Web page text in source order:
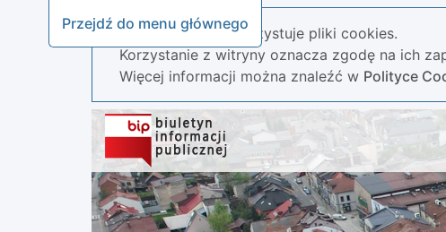
Przejdź do menu głównego
Nasza strona wykorzystuje pliki cookies.
Korzystanie z witryny oznacza zgodę na ich
Więcej informacji można znaleźć w Polityce